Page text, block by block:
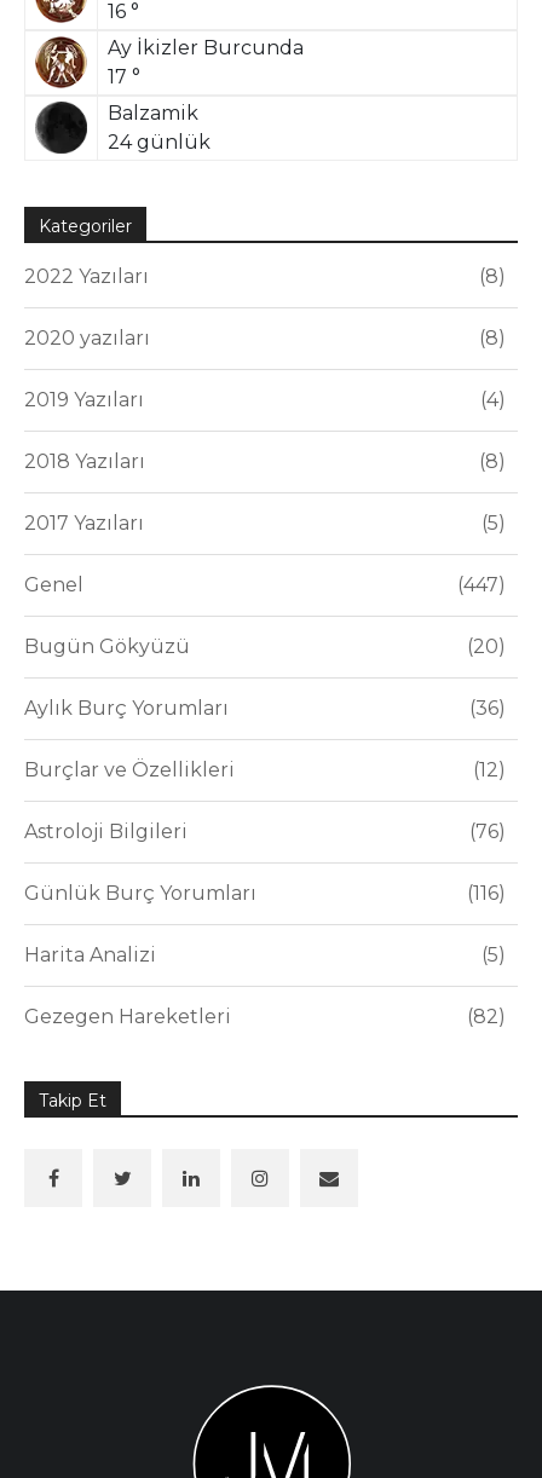
16 °
Ay İkizler Burcunda
17 °
Balzamik
24 günlük
Kategoriler
2022 Yazıları 8
2020 yazıları 8
2019 Yazıları 4
2018 Yazıları 8
2017 Yazıları 5
Genel 447
Bugün Gökyüzü 20
Aylık Burç Yorumları 36
Burçlar ve Özellikleri 12
Astroloji Bilgileri 76
Günlük Burç Yorumları 116
Harita Analizi 5
Gezegen Hareketleri 82
Takip Et